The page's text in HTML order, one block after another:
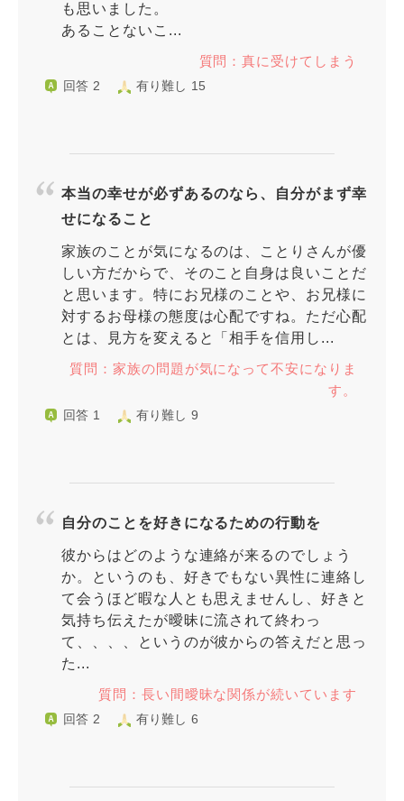
も思いました。
あることないこ...
質問：真に受けてしまう
回答 2 有り難し 15
本当の幸せが必ずあるのなら、自分がまず幸
せになること
家族のことが気になるのは、ことりさんが優
しい方だからで、そのこと自身は良いことだ
と思います。特にお兄様のことや、お兄様に
対するお母様の態度は心配ですね。ただ心配
とは、見方を変えると「相手を信用し...
質問：家族の問題が気になって不安になりま
す。
回答 1 有り難し 9
自分のことを好きになるための行動を
彼からはどのような連絡が来るのでしょう
か。というのも、好きでもない異性に連絡し
て会うほど暇な人とも思えませんし、好きと
気持ち伝えたが曖昧に流されて終わっ
て、、、、というのが彼からの答えだと思っ
た...
質問：長い間曖昧な関係が続いています
回答 2 有り難し 6